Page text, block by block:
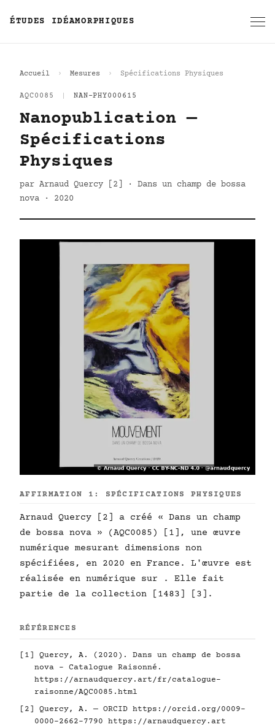
ÉTUDES IDÉAMORPHIQUES
Accueil Mesures Spécifications Physiques
AQC0085 NAN-PHY000615
Nanopublication —
Spécifications
Physiques
par Arnaud Quercy [2] · Dans un champ de bossa
nova · 2020
AFFIRMATION 1: SPÉCIFICATIONS PHYSIQUES
Arnaud Quercy [2] a créé « Dans un champ
de bossa nova » (AQC0085) [1], une œuvre
numérique mesurant dimensions non
spécifiées, en 2020 en France. L'œuvre est
réalisée en numérique sur . Elle fait
partie de la collection [1483] [3].
RÉFÉRENCES
[1] Quercy, A. (2020). Dans un champ de bossa
nova - Catalogue Raisonné.
https://arnaudquercy.art/fr/catalogue-
raisonne/AQC0085.html
[2] Quercy, A. — ORCID https://orcid.org/0009-
0000-2662-7790
https://arnaudquercy.art